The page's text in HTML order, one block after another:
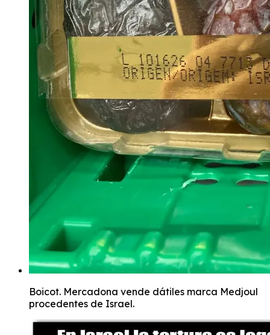
Boicot. Mercadona vende dátiles marca Medjoul
procedentes de Israel.